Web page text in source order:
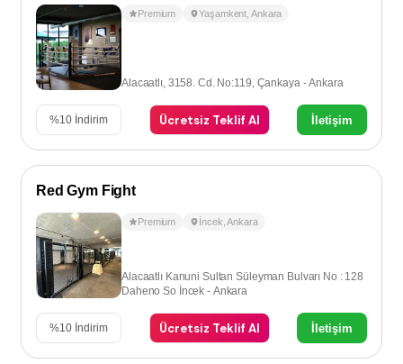
Premium Yaşamkent ,Ankara
Alacaatlı, 3158. Cd. No:119, Çankaya - Ankara
%10 İndirim Ücretsiz Teklif Al İletişim
Red Gym Fight
Premium İncek ,Ankara
Alacaatlı Kanuni Sultan Süleyman Bulvarı No : 128
Daheno So İncek - Ankara
%10 İndirim Ücretsiz Teklif Al İletişim